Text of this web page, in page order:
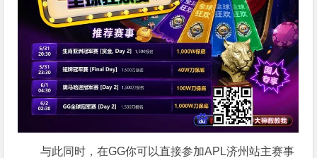
与此同时，在GG你可以直接参加APL济州站主赛事